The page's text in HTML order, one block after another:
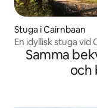
Stuga i Cairnbaan
En idyllisk stuga vid
Samma
och